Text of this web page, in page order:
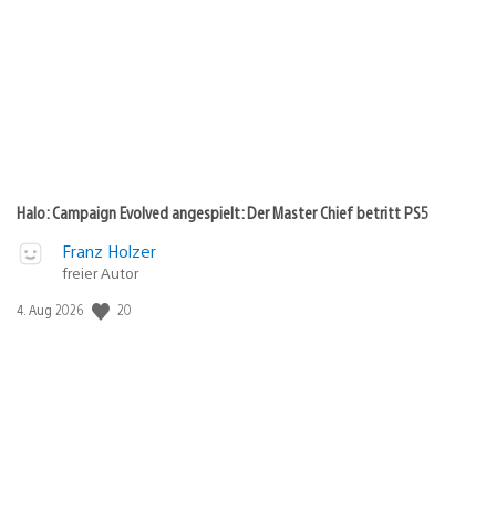
Halo: Campaign Evolved angespielt: Der Master Chief betritt PS5
Franz Holzer
freier Autor
Veröffentlichungsdatum:
4. Aug 2026 20